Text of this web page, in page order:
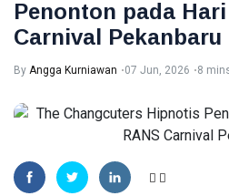
dan
Direktur
PT
Bintan
TANJUNGPINANG
DPKP
Buaya Muara
Hasil Evakuasi
Taman Safari
Lagoi
06 Aug,
2026
views
Polda Riau
Penonton pada
Carnival Pekanbaru
By Angga Kurniawan 07 Jun, 2026 8